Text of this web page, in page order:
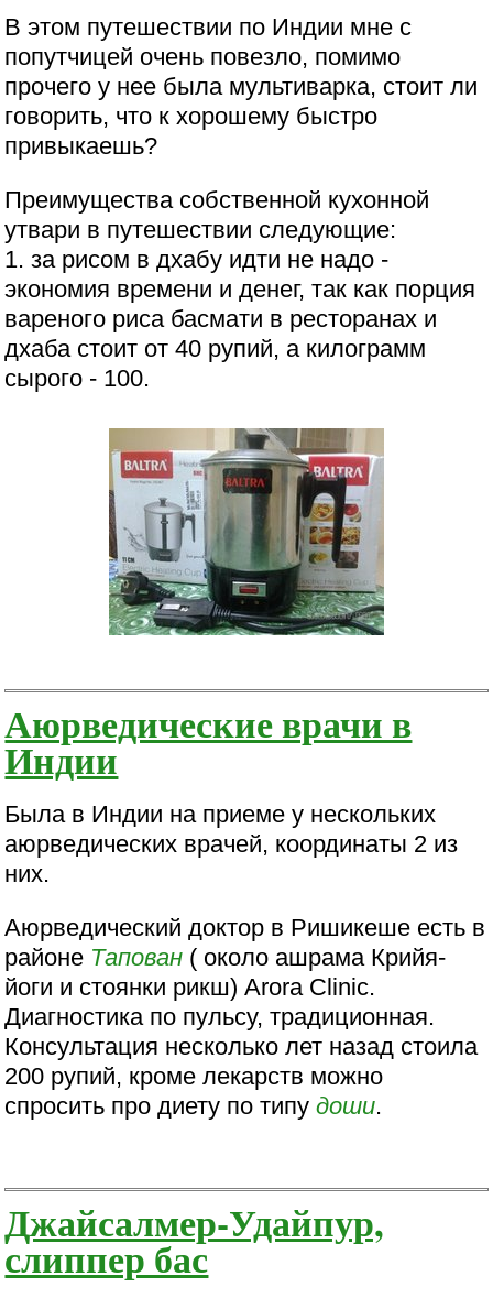
В этом путешествии по Индии мне с
попутчицей очень повезло, помимо
прочего у нее была мультиварка, стоит ли
говорить, что к хорошему быстро
привыкаешь?
Преимущества собственной кухонной
утвари в путешествии следующие:
1. за рисом в дхабу идти не надо -
экономия времени и денег, так как порция
вареного риса басмати в ресторанах и
дхаба стоит от 40 рупий, а килограмм
сырого - 100.
Аюрведические врачи в
Индии
Была в Индии на приеме у нескольких
аюрведических врачей, координаты 2 из
них.
Аюрведический доктор в Ришикеше есть в
районе Тапован ( около ашрама Крийя-
йоги и стоянки рикш) Arora Clinic.
Диагностика по пульсу, традиционная.
Консультация несколько лет назад стоила
200 рупий, кроме лекарств можно
спросить про диету по типудоши.
Джайсалмер-Удайпур,
слиппер бас